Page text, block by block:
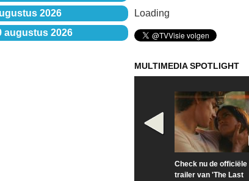
2026
augustus 2026
Loading
MULTIMEDIA SPOTLIGHT
Check nu de officiële
trailer van 'The Last